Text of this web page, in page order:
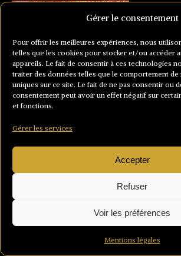
Gérer le consentement
Pour offrir les meilleures expériences, nous
telles que les cookies pour stocker et/ou accéder
appareils. Le fait de consentir à ces technologies
traiter des données telles que le comportement
uniques sur ce site. Le fait de ne pas consentir ou
consentement peut avoir un effet négatif sur
et fonctions.
Gérer les services
Accepter
Refuser
Voir les préférences
Mentions légales